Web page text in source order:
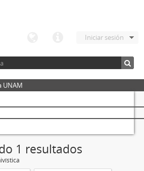
Iniciar sesión
UNAM
1 resultados